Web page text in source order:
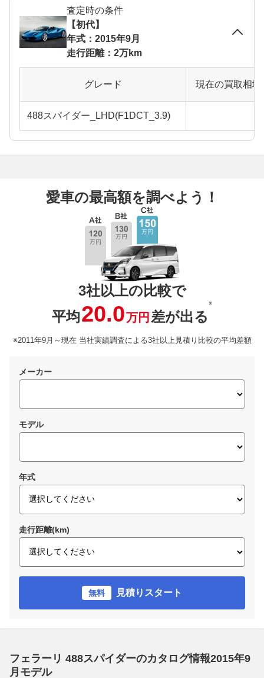
査定時の条件
【初代】
年式：2015年9月
走行距離：2万km
グレード 現在の買取相
488スパイダー_LHD(F1DCT_3.9)
愛車の最高額を調べよう！
3社以上の比較で
平均20.0万円 差が出る
※
※2011年9月～現在 当社実績調査による3社以上見積り比較の平均差額
メーカー
モデル
年式
走行距離(km)
無料 見積りスタート
フェラーリ 488スパイダーのカタログ情報2015年9
月モデル